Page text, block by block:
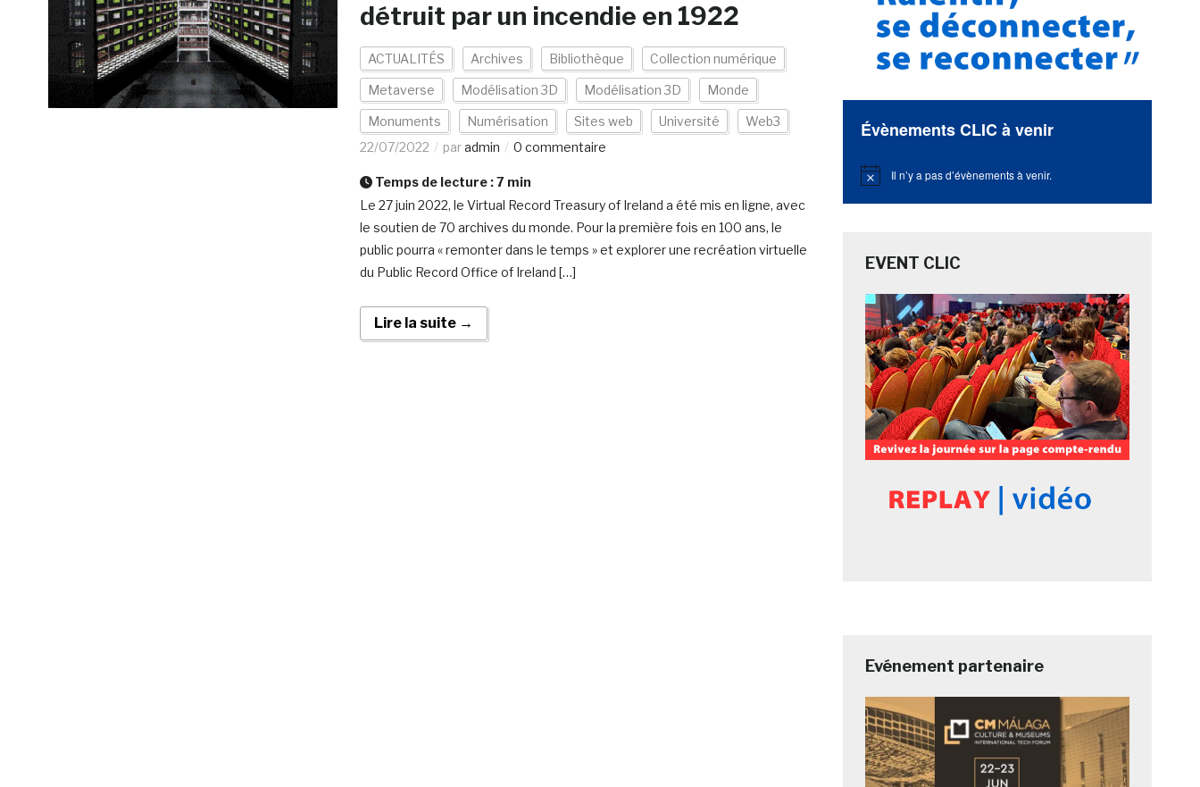
détruit par un incendie en 1922
ACTUALITÉS Archives Bibliothèque Collection numérique
Metaverse Modélisation 3D Modélisation 3D Monde
Monuments Numérisation Sites web Université
Web3
22/07/2022
paradmin 0 commentaire
Temps de lecture :7 min
Le 27 juin 2022, le Virtual Record Treasury of Ireland a été mis en ligne, avec
le soutien de 70 archives du monde. Pour la première fois en 100 ans, le
public pourra « remonter dans le temps » et explorer une recréation virtuelle
du Public Record Office of Ireland […]
Lire la suite →
Évènements CLIC à venir
Notice Il n’y a pas d’évènements à venir.
EVENT CLIC
Evénement partenaire